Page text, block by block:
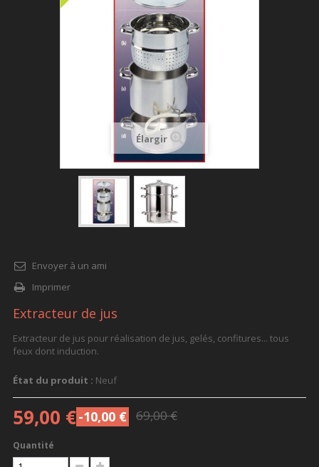
Élargir
Envoyer à un ami
Imprimer
Extracteur de jus
Extracteur de jus pour réalisation de jus, gelés, confitures... tous
feux dont induction.
État du produit : Neuf
59,00 €-10,00 € 69,00 €
Quantité